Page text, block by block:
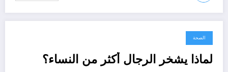
يونيو 29, 2021
الصحة
لماذا يشخر الرجال أكثر من النساء؟